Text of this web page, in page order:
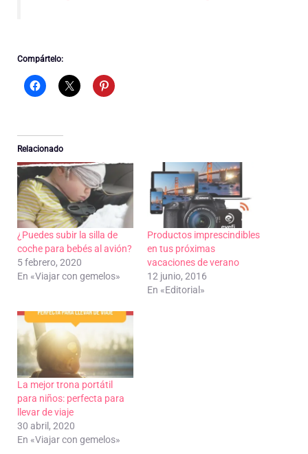
Compártelo:
Relacionado
¿Puedes subir la silla de
coche para bebés al avión?
5 febrero, 2020
En «Viajar con gemelos»
Productos imprescindibles
en tus próximas
vacaciones de verano
12 junio, 2016
En «Editorial»
La mejor trona portátil
para niños: perfecta para
llevar de viaje
30 abril, 2020
En «Viajar con gemelos»